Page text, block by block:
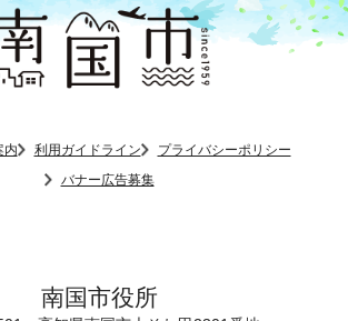
内 利用ガイドライン
プライバシーポリシー
バナー広告募集
南国市役所